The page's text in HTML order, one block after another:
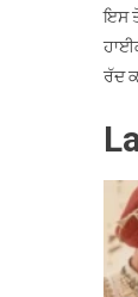
ਇਸ
ਰੱਦ